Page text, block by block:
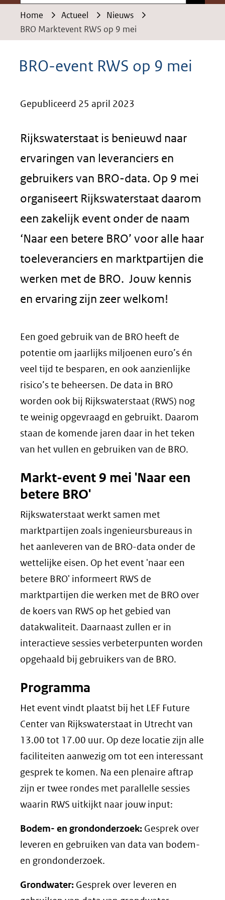
Home Actueel
Nieuws
BRO Marktevent RWS op 9 mei
BRO-event RWS op 9 mei
Gepubliceerd 25 april 2023
Rijkswaterstaat is benieuwd naar
ervaringen van leveranciers en
gebruikers van BRO-data. Op 9 mei
organiseert Rijkswaterstaat daarom
een zakelijk event onder de naam
‘Naar een betere BRO’ voor alle haar
toeleveranciers en marktpartijen die
werken met de BRO. Jouw kennis
en ervaring zijn zeer welkom!
Een goed gebruik van de BRO heeft de
potentie om jaarlijks miljoenen euro’s én
veel tijd te besparen, en ook aanzienlijke
risico’s te beheersen. De data in BRO
worden ook bij Rijkswaterstaat (RWS) nog
te weinig opgevraagd en gebruikt. Daarom
staan de komende jaren daar in het teken
van het vullen en gebruiken van de BRO.
Markt-event 9 mei 'Naar een
betere BRO'
Rijkswaterstaat werkt samen met
marktpartijen zoals ingenieursbureaus in
het aanleveren van de BRO-data onder de
wettelijke eisen. Op het event 'naar een
betere BRO' informeert RWS de
marktpartijen die werken met de BRO over
de koers van RWS op het gebied van
datakwaliteit. Daarnaast zullen er in
interactieve sessies verbeterpunten worden
opgehaald bij gebruikers van de BRO.
Programma
Het event vindt plaatst bij het LEF Future
Center van Rijkswaterstaat in Utrecht van
13.00 tot 17.00 uur. Op deze locatie zijn alle
faciliteiten aanwezig om tot een interessant
gesprek te komen. Na een plenaire aftrap
zijn er twee rondes met parallelle sessies
waarin RWS uitkijkt naar jouw input:
Bodem- en grondonderzoek: Gesprek over
leveren en gebruiken van data van bodem-
en grondonderzoek.
Grondwater: Gesprek over leveren en